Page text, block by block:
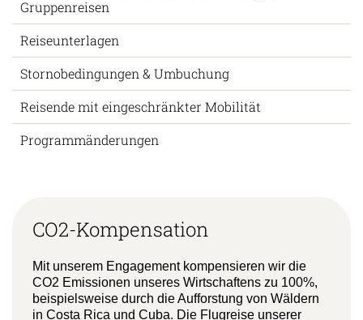
Gruppenreisen
Reiseunterlagen
Stornobedingungen & Umbuchung
Reisende mit eingeschränkter Mobilität
Programmänderungen
CO2-Kompensation
Mit unserem Engagement kompensieren wir die
CO2 Emissionen unseres Wirtschaftens zu 100%,
beispielsweise durch die Aufforstung von Wäldern
in Costa Rica und Cuba. Die Flugreise unserer